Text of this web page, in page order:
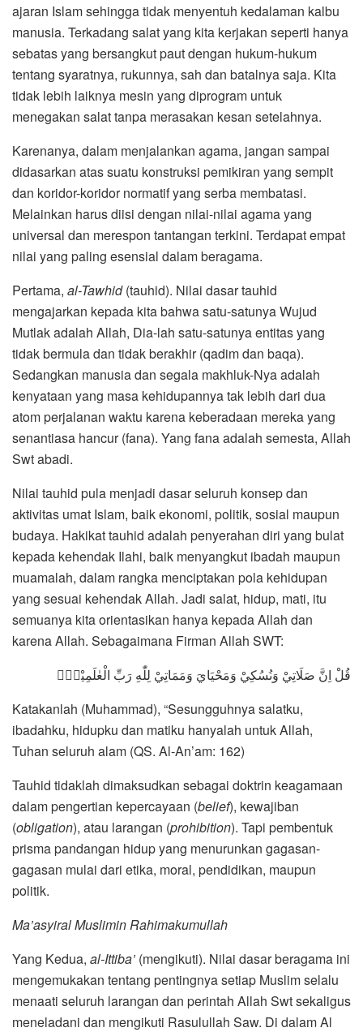
ajaran Islam sehingga tidak menyentuh kedalaman kalbu
manusia. Terkadang salat yang kita kerjakan seperti hanya
sebatas yang bersangkut paut dengan hukum-hukum
tentang syaratnya, rukunnya, sah dan batalnya saja. Kita
tidak lebih laiknya mesin yang diprogram untuk
menegakan salat tanpa merasakan kesan setelahnya.
Karenanya, dalam menjalankan agama, jangan sampai
didasarkan atas suatu konstruksi pemikiran yang sempit
dan koridor-koridor normatif yang serba membatasi.
Melainkan harus diisi dengan nilai-nilai agama yang
universal dan merespon tantangan terkini. Terdapat empat
nilai yang paling esensial dalam beragama.
Pertama, al-Tawhid(tauhid). Nilai dasar tauhid
mengajarkan kepada kita bahwa satu-satunya Wujud
Mutlak adalah Allah, Dia-lah satu-satunya entitas yang
tidak bermula dan tidak berakhir (qadim dan baqa).
Sedangkan manusia dan segala makhluk-Nya adalah
kenyataan yang masa kehidupannya tak lebih dari dua
atom perjalanan waktu karena keberadaan mereka yang
senantiasa hancur (fana). Yang fana adalah semesta, Allah
Swt abadi.
Nilai tauhid pula menjadi dasar seluruh konsep dan
aktivitas umat Islam, baik ekonomi, politik, sosial maupun
budaya. Hakikat tauhid adalah penyerahan diri yang bulat
kepada kehendak Ilahi, baik menyangkut ibadah maupun
muamalah, dalam rangka menciptakan pola kehidupan
yang sesuai kehendak Allah. Jadi salat, hidup, mati, itu
semuanya kita orientasikan hanya kepada Allah dan
karena Allah. Sebagaimana Firman Allah SWT:
قُلْ اِنَّ صَلَاتِيْ وَنُسُكِيْ وَمَحْيَايَ وَمَمَاتِيْ لِلّٰهِ رَبِّ الْعٰلَمِيْنَۙ
Katakanlah (Muhammad), “Sesungguhnya salatku,
ibadahku, hidupku dan matiku hanyalah untuk Allah,
Tuhan seluruh alam (QS. Al-An’am: 162)
Tauhid tidaklah dimaksudkan sebagai doktrin keagamaan
dalam pengertian kepercayaan (belief), kewajiban
(obligation), atau larangan (prohibition). Tapi pembentuk
prisma pandangan hidup yang menurunkan gagasan-
gagasan mulai dari etika, moral, pendidikan, maupun
politik.
Ma’asyiral Muslimin Rahimakumullah
Yang Kedua, al-Ittiba’ (mengikuti). Nilai dasar beragama ini
mengemukakan tentang pentingnya setiap Muslim selalu
menaati seluruh larangan dan perintah Allah Swt sekaligus
meneladani dan mengikuti Rasulullah Saw. Di dalam Al